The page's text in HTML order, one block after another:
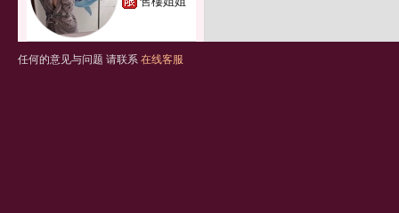
任何的意见与问题 请联系 在线客服